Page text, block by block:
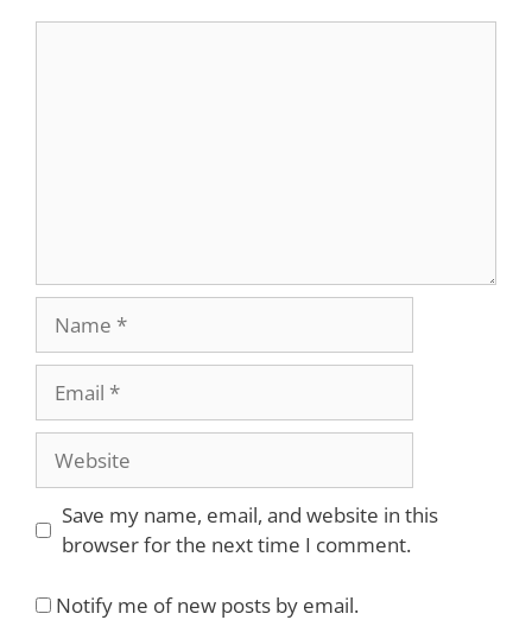
Website
Save my name, email, and website in this
browser for the next time I comment.
Notify me of new posts by email.